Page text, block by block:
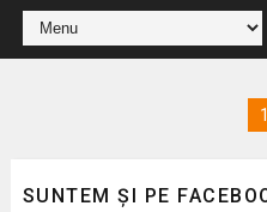
1
SUNTEM ȘI PE